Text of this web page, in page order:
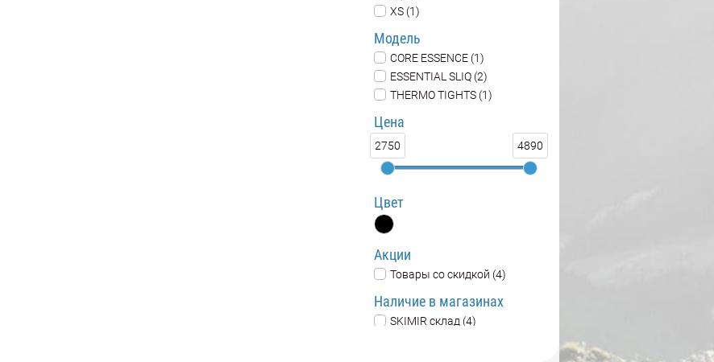
XS (1)
Модель
CORE ESSENCE (1)
ESSENTIAL SLIQ (2)
THERMO TIGHTS (1)
Цена
2750 4890
Цвет
Акции
Товары со скидкой (4)
Наличие в магазинах
SKIMIR склад (4)